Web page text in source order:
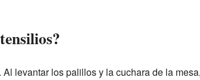
levantar los palillos y la cuchara de la